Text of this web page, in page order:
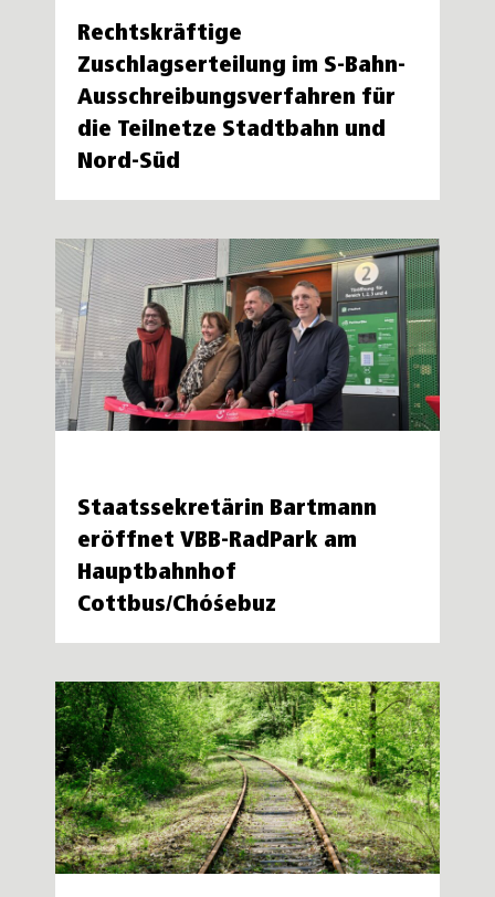
Rechtskräftige
Zuschlagserteilung im S-Bahn-
Ausschreibungsverfahren für
die Teilnetze Stadtbahn und
Nord-Süd
Staatssekretärin Bartmann
eröffnet VBB-RadPark am
Hauptbahnhof
Cottbus/Chóśebuz